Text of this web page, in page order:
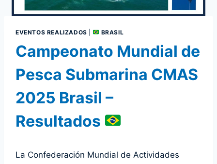
EVENTOS REALIZADOS BRASIL
Campeonato Mundial de
Pesca Submarina CMAS
2025 Brasil –
Resultados
La Confederación Mundial de Actividades